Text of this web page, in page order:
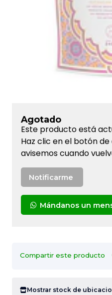
Agotado
Este producto está
Haz clic en el botón
avisemos cuando
Notificarme
Mándanos un
Compartir este producto
Mostrar stock de